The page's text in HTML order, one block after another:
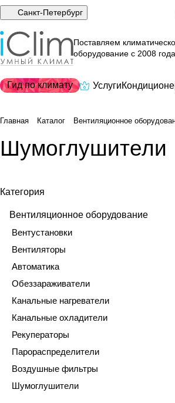
Санкт-Петербург
Поставляем
оборудование с 2008 года
Гид по климату Услуги
Главная Каталог Вентиляционное
Шумоглушители
Категория
Вентиляционное оборудование
Вентустановки
Вентиляторы
Автоматика
Обеззараживатели
Канальные нагреватели
Канальные охладители
Рекуператоры
Парораспределители
Воздушные фильтры
Шумоглушители